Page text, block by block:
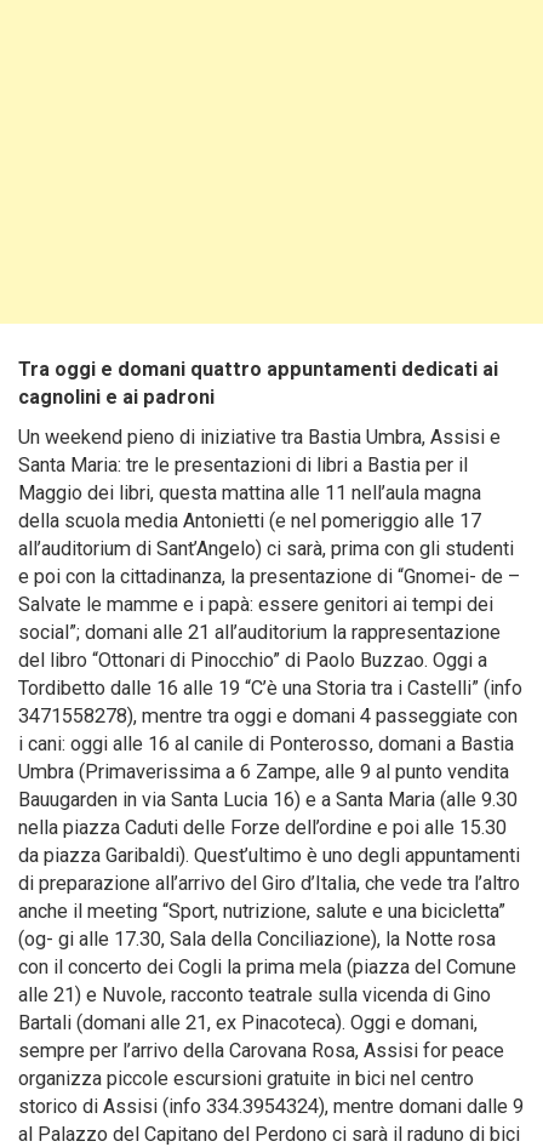
Tra oggi e domani quattro appuntamenti dedicati ai
cagnolini e ai padroni
Un weekend pieno di iniziative tra Bastia Umbra, Assisi e
Santa Maria: tre le presentazioni di libri a Bastia per il
Maggio dei libri, questa mattina alle 11 nell’aula magna
della scuola media Antonietti (e nel pomeriggio alle 17
all’auditorium di Sant’Angelo) ci sarà, prima con gli studenti
e poi con la cittadinanza, la presentazione di “Gnomei- de –
Salvate le mamme e i papà: essere genitori ai tempi dei
social”; domani alle 21 all’auditorium la rappresentazione
del libro “Ottonari di Pinocchio” di Paolo Buzzao. Oggi a
Tordibetto dalle 16 alle 19 “C’è una Storia tra i Castelli” (info
3471558278), mentre tra oggi e domani 4 passeggiate con
i cani: oggi alle 16 al canile di Ponterosso, domani a Bastia
Umbra (Primaverissima a 6 Zampe, alle 9 al punto vendita
Bauugarden in via Santa Lucia 16) e a Santa Maria (alle 9.30
nella piazza Caduti delle Forze dell’ordine e poi alle 15.30
da piazza Garibaldi). Quest’ultimo è uno degli appuntamenti
di preparazione all’arrivo del Giro d’Italia, che vede tra l’altro
anche il meeting “Sport, nutrizione, salute e una bicicletta”
(og- gi alle 17.30, Sala della Conciliazione), la Notte rosa
con il concerto dei Cogli la prima mela (piazza del Comune
alle 21) e Nuvole, racconto teatrale sulla vicenda di Gino
Bartali (domani alle 21, ex Pinacoteca). Oggi e domani,
sempre per l’arrivo della Carovana Rosa, Assisi for peace
organizza piccole escursioni gratuite in bici nel centro
storico di Assisi (info 334.3954324), mentre domani dalle 9
al Palazzo del Capitano del Perdono ci sarà il raduno di bici